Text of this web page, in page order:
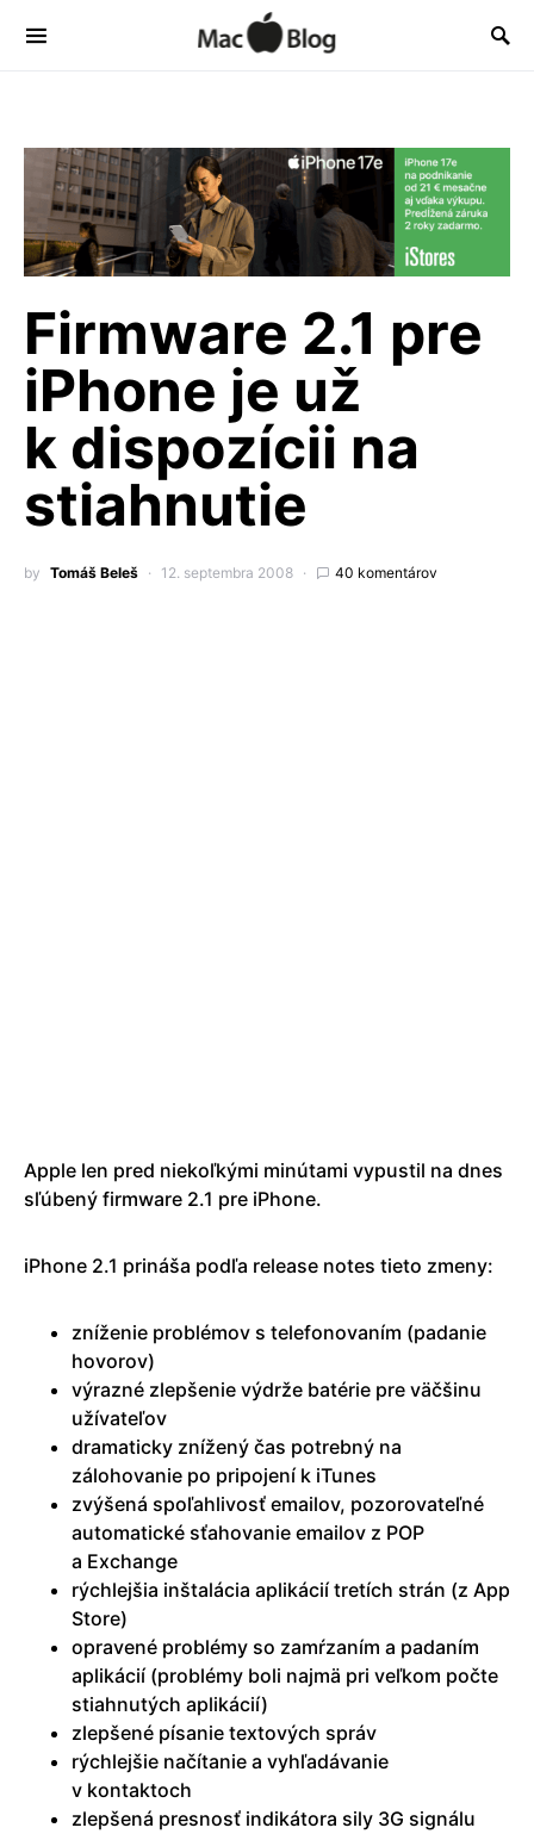
Firmware 2.1 pre
iPhone je už
k dispozícii na
stiahnutie
by Tomáš Beleš 12. septembra 2008 40 komentárov
Apple len pred niekoľkými minútami vypustil na dnes
sľúbený firmware 2.1 pre iPhone.
iPhone 2.1 prináša podľa release notes tieto zmeny:
zníženie problémov s telefonovaním (padanie
hovorov)
výrazné zlepšenie výdrže batérie pre väčšinu
užívateľov
dramaticky znížený čas potrebný na
zálohovanie po pripojení k iTunes
zvýšená spoľahlivosť emailov, pozorovateľné
automatické sťahovanie emailov z POP
a Exchange
rýchlejšia inštalácia aplikácií tretích strán (z App
Store)
opravené problémy so zamŕzaním a padaním
aplikácií (problémy boli najmä pri veľkom počte
stiahnutých aplikácií)
zlepšené písanie textových správ
rýchlejšie načítanie a vyhľadávanie
v kontaktoch
zlepšená presnosť indikátora sily 3G signálu